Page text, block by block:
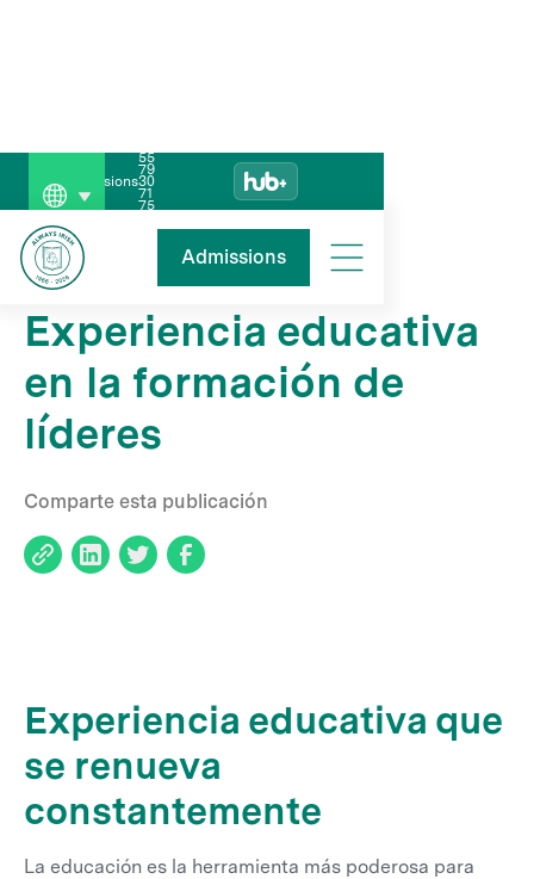
Admissions
55
79
30
71
75
Admissions
Blog This is some text inside of a div block.
Experiencia educativa
en la formación de
líderes
Comparte esta publicación
Experiencia educativa que
se renueva
constantemente
La educación es la herramienta más poderosa para